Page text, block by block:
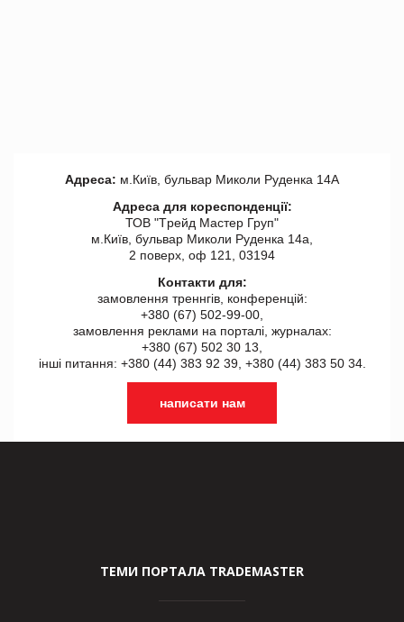
Адреса: м.Київ, бульвар Миколи Руденка 14А
Адреса для кореспонденції:
ТОВ "Tрейд Мастер Груп"
м.Київ, бульвар Миколи Руденка 14а,
2 поверх, оф 121, 03194
Контакти для:
замовлення треннгів, конференцій:
+380 (67) 502-99-00,
замовлення реклами на порталі, журналах:
+380 (67) 502 30 13,
інші питання: +380 (44) 383 92 39, +380 (44) 383 50 34.
написати нам
ТЕМИ ПОРТАЛА TRADEMASTER